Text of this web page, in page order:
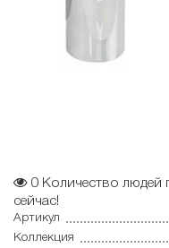
0 Количество людей
сейчас!
Артикул
Коллекция